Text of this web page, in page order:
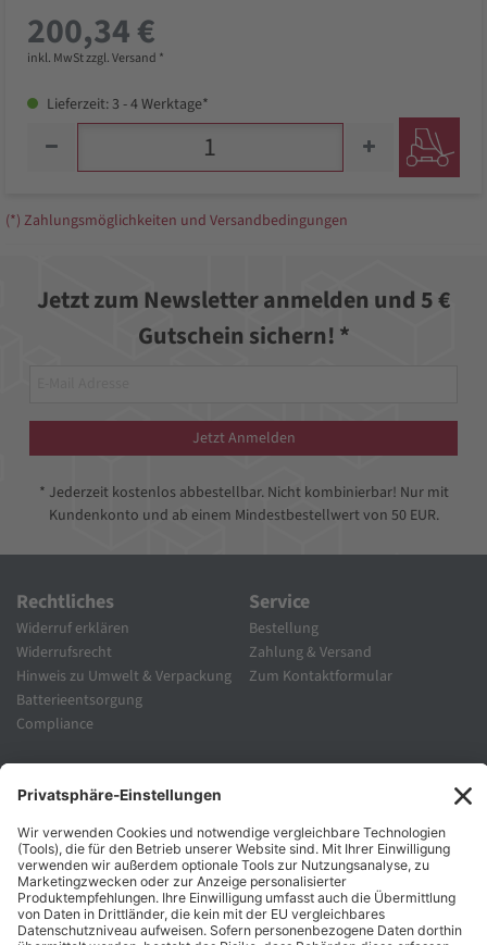
200,34 €
inkl. MwSt zzgl. Versand *
Lieferzeit: 3 - 4 Werktage*
(*) Zahlungsmöglichkeiten und Versandbedingungen
Jetzt zum Newsletter anmelden und 5 €
Gutschein sichern! *
Jetzt Anmelden
* Jederzeit kostenlos abbestellbar. Nicht kombinierbar! Nur mit
Kundenkonto und ab einem Mindestbestellwert von 50 EUR.
Rechtliches
Widerruf erklären
Widerrufsrecht
Hinweis zu Umwelt & Verpackung
Batterieentsorgung
Compliance
Service
Bestellung
Zahlung & Versand
Zum Kontaktformular
Unternehmen
Karriere
Zahlungsarten